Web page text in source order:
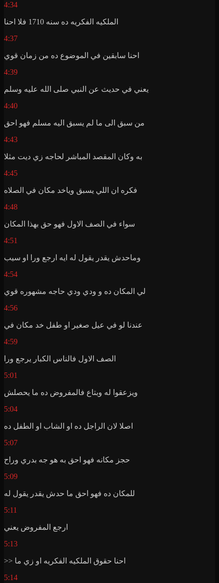
4:34
الملكيه الفكريه ده سنه 1710 فلا احنا
4:37
احنا سابقين في الموضوع ده من زمان قوي
4:39
يعني في حديث عن النبي صلى الله عليه وسلم
4:40
من سبق الى ما لم يسبق اليه مسلم فهو احق
4:43
به وكان المقصد المباشر لحاجه زي ديت مثلا
4:45
فكره ان اللي يسبق وياخد مكان في الصلاه
4:48
سواء في الصف الاول فهو حق بهذا المكان
4:51
وماحدش يقدر يقول له ايه ارجع ورا او سيب
4:54
لي المكان ده و ودي ودي حاجه مشهوره قوي
4:56
عندنا لو في عيل صغير او طفل خد مكان في
4:59
الصف الاول فالناس الكبار يرجع ورا
5:01
ويزعقوا له وبتاع فالمفروض ده ما يحصلش
5:04
اصلا لان الراجل ده او الشاب او الطفل ده
5:07
حجز مكانه فهو احق به هو جه بدري وراح
5:09
للمكان ده فهو احق ما حدش يقدر يقول له
5:11
ارجع المفروض يعني
5:13
>> احنا حقوق الملكيه الفكريه او زي ما
5:14